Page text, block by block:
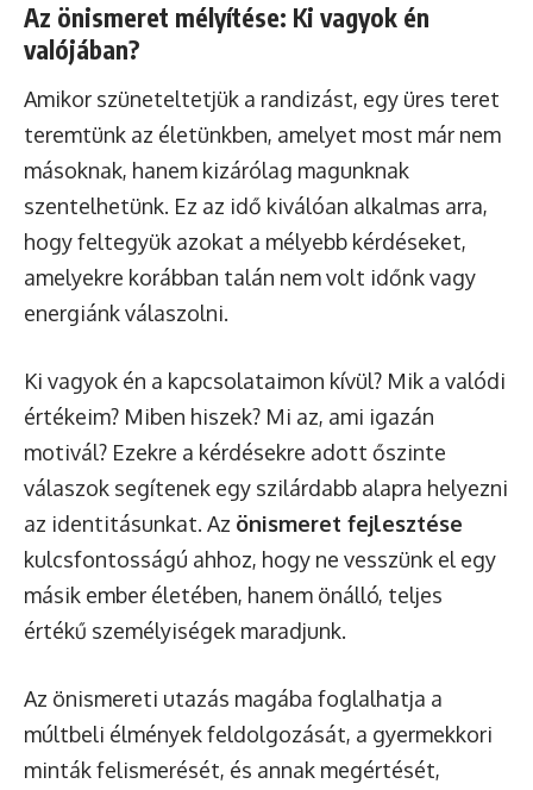
Az önismeret mélyítése: Ki vagyok én
valójában?
Amikor szüneteltetjük a randizást, egy üres teret
teremtünk az életünkben, amelyet most már nem
másoknak, hanem kizárólag magunknak
szentelhetünk. Ez az idő kiválóan alkalmas arra,
hogy feltegyük azokat a mélyebb kérdéseket,
amelyekre korábban talán nem volt időnk vagy
energiánk válaszolni.
Ki vagyok én a kapcsolataimon kívül? Mik a valódi
értékeim? Miben hiszek? Mi az, ami igazán
motivál? Ezekre a kérdésekre adott őszinte
válaszok segítenek egy szilárdabb alapra helyezni
az identitásunkat. Az önismeret fejlesztése
kulcsfontosságú ahhoz, hogy ne vesszünk el egy
másik ember életében, hanem önálló, teljes
értékű személyiségek maradjunk.
Az önismereti utazás magába foglalhatja a
múltbeli élmények feldolgozását, a gyermekkori
minták felismerését, és annak megértését,